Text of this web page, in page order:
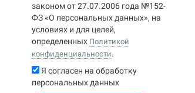
законом от 27.07.2006 года №152-
ФЗ «О персональных данных», на
условиях и для целей,
определенных Политикой
конфиденциальности.
Я согласен на обработку
персональных данных